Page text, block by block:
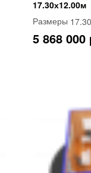
17.30х12.00м
Размеры
5 868 000